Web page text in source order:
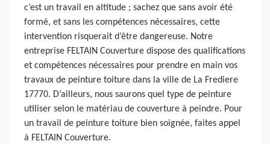
c’est un travail en altitude ; sachez que sans avoir été
formé, et sans les compétences nécessaires, cette
intervention risquerait d’être dangereuse. Notre
entreprise FELTAIN Couverture dispose des qualifications
et compétences nécessaires pour prendre en main vos
travaux de peinture toiture dans la ville de La Frediere
17770. D’ailleurs, nous saurons quel type de peinture
utiliser selon le matériau de couverture à peindre. Pour
un travail de peinture toiture bien soignée, faites appel
à FELTAIN Couverture.